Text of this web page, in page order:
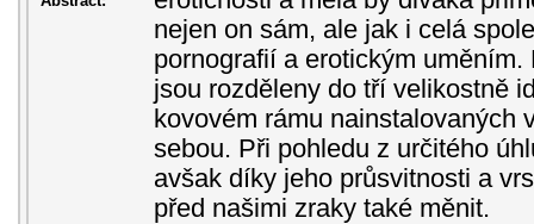
nejen on sám, ale jak i celá
pornografií a erotickým
jsou rozděleny do tří velikostně
kovovém rámu nainstalovaných
sebou. Při pohledu z určitého
avšak díky jeho průsvitnosti a
před našimi zraky také měnit.